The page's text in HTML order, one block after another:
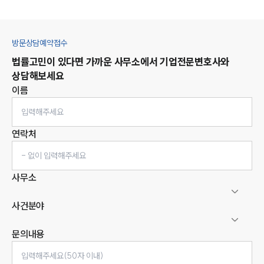
방문상담예약접수
법률고민이 있다면 가까운 사무소에서 기업전문변호사와
상담해보세요
이름
연락처
사무소
사건분야
문의내용